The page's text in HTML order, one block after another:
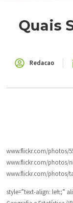
Quais
Redacao
www.flickr.com/photos/
www.flickr.com/photos/
www.flickr.com/photos/
style=”text-align: left;”